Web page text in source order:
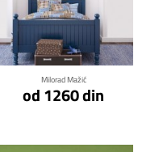
Milorad Mažić
od 1260 din
Klikni za detalje